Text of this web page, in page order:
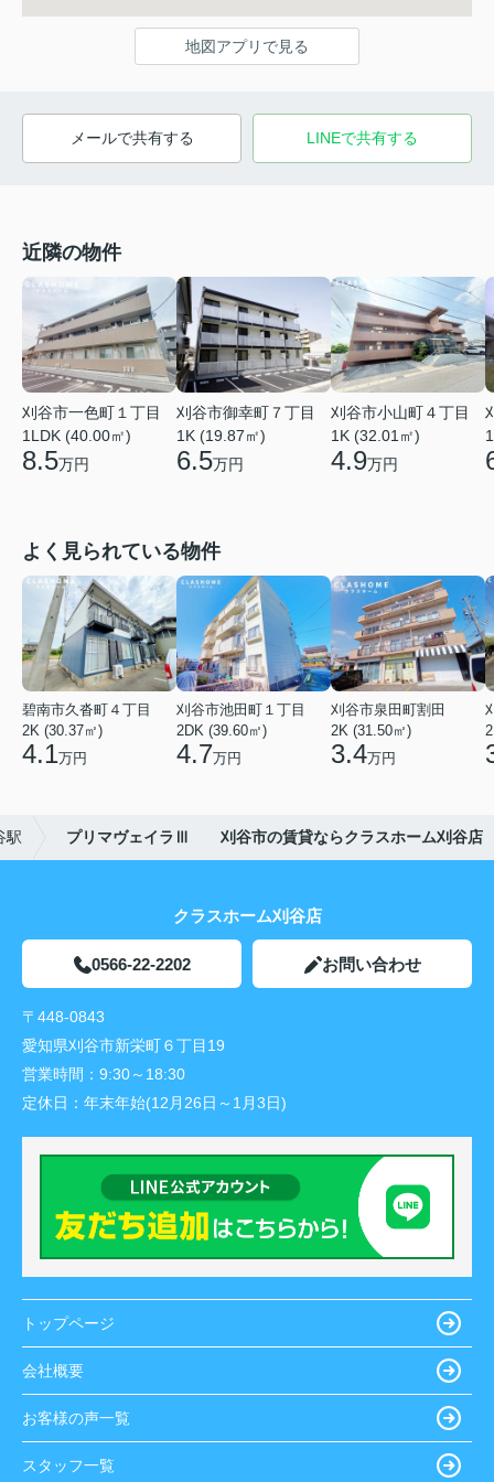
地図アプリで見る
メールで共有する LINEで共有する
近隣の物件
刈谷市一色町１丁目
1LDK (40.00㎡)
8.5万円
刈谷市御幸町７丁目
1K (19.87㎡)
6.5万円
刈谷市小山町４丁目
1K (32.01㎡)
4.9万円
よく見られている物件
碧南市久沓町４丁目
2K (30.37㎡)
4.1万円
刈谷市池田町１丁目
2DK (39.60㎡)
4.7万円
刈谷市泉田町割田
2K (31.50㎡)
3.4万円
駅 プリマヴェイラⅢ 刈谷市の賃貸ならクラスホーム刈谷店
クラスホーム刈谷店
0566-22-2202 お問い合わせ
〒448-0843
愛知県刈谷市新栄町６丁目19
営業時間： 9:30～18:30
定休日： 年末年始(12月26日～1月3日)
トップページ
会社概要
お客様の声一覧
スタッフ一覧